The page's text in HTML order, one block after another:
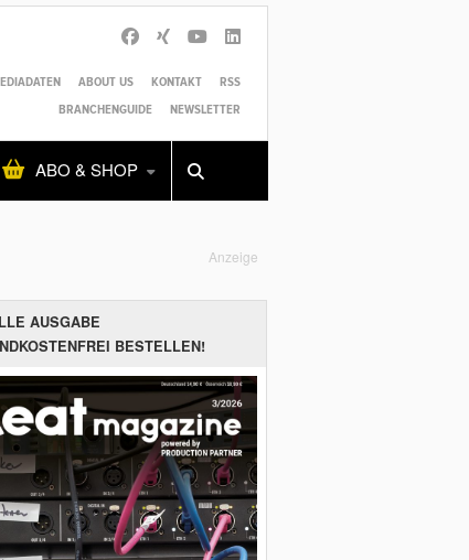
ABOUT US KONTAKT
RSS
BRANCHENGUIDE
NEWSLETTER
ABO & SHOP
Alles Shop SUCHEN
Anzeige
AUSGABE
BESTELLEN!